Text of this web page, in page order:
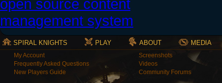
SPIRAL KNIGHTS PLAY ABOUT MEDIA
My Account
Frequently Asked Questions
New Players Guide
Screenshots
Videos
Community Forums